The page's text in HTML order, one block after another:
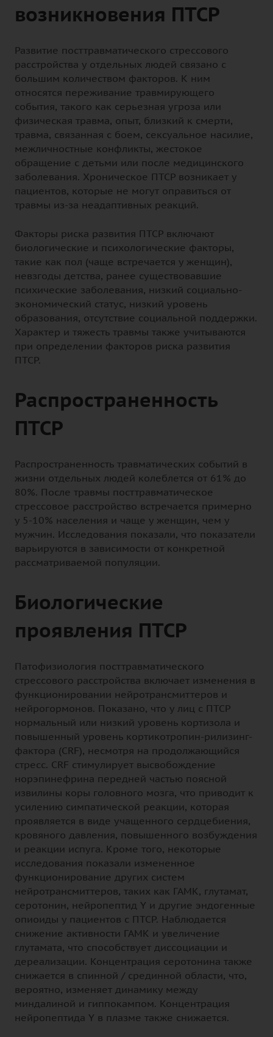
возникновения ПТСР
Развитие посттравматического стрессового
расстройства у отдельных людей связано с
большим количеством факторов. К ним
относятся переживание травмирующего
события, такого как серьезная угроза или
физическая травма, опыт, близкий к смерти,
травма, связанная с боем, сексуальное насилие,
межличностные конфликты, жестокое
обращение с детьми или после медицинского
заболевания. Хроническое ПТСР возникает у
пациентов, которые не могут оправиться от
травмы из-за неадаптивных реакций.
Факторы риска развития ПТСР включают
биологические и психологические факторы,
такие как пол (чаще встречается у женщин),
невзгоды детства, ранее существовавшие
психические заболевания, низкий социально-
экономический статус, низкий уровень
образования, отсутствие социальной поддержки.
Характер и тяжесть травмы также учитываются
при определении факторов риска развития
ПТСР.
Распространенность
ПТСР
Распространенность травматических событий в
жизни отдельных людей колеблется от 61% до
80%. После травмы посттравматическое
стрессовое расстройство встречается примерно
у 5-10% населения и чаще у женщин, чем у
мужчин. Исследования показали, что показатели
варьируются в зависимости от конкретной
рассматриваемой популяции.
Биологические
проявления ПТСР
Патофизиология посттравматического
стрессового расстройства включает изменения в
функционировании нейротрансмиттеров и
нейрогормонов. Показано, что у лиц с ПТСР
нормальный или низкий уровень кортизола и
повышенный уровень кортикотропин-рилизинг-
фактора (CRF), несмотря на продолжающийся
стресс. CRF стимулирует высвобождение
норэпинефрина передней частью поясной
извилины коры головного мозга, что приводит к
усилению симпатической реакции, которая
проявляется в виде учащенного сердцебиения,
кровяного давления, повышенного возбуждения
и реакции испуга. Кроме того, некоторые
исследования показали измененное
функционирование других систем
нейротрансмиттеров, таких как ГАМК, глутамат,
серотонин, нейропептид Y и другие эндогенные
опиоиды у пациентов с ПТСР. Наблюдается
снижение активности ГАМК и увеличение
глутамата, что способствует диссоциации и
дереализации. Концентрация серотонина также
снижается в спинной / срединной области, что,
вероятно, изменяет динамику между
миндалиной и гиппокампом. Концентрация
нейропептида Y в плазме также снижается.